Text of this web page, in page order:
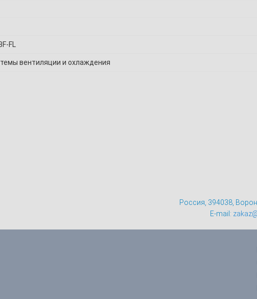
FL
вентиляции и охлаждения
Россия, 394038,
E-mail: